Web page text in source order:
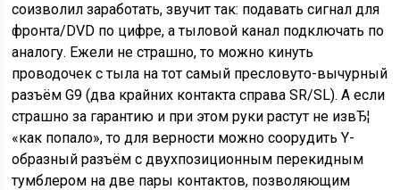
соизволил заработать, звучит так: подавать сигнал для
фронта/DVD по цифре, а тыловой канал подключать по
аналогу. Ежели не страшно, то можно кинуть
проводочек с тыла на тот самый пресловуто-вычурный
разъём G9 (два крайних контакта справа SR/SL). А если
страшно за гарантию и при этом руки растут не извЂ¦
«как попало», то для верности можно соорудить Y-
образный разъём с двухпозиционным перекидным
тумблером на две пары контактов, позволяющим